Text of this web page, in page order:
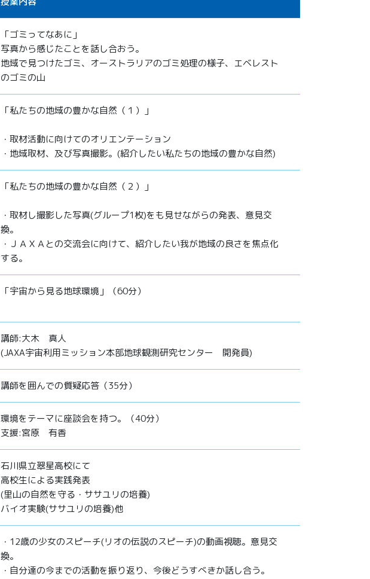
「ゴミってなあに」
写真から感じたことを話し合おう。
地域で見つけたゴミ、オーストラリアのゴミ処理の様子、エベレスト
のゴミの山
「私たちの地域の豊かな自然（１）」
・取材活動に向けてのオリエンテーション
・地域取材、及び写真撮影。(紹介したい私たちの地域の豊かな自然)
「私たちの地域の豊かな自然（２）」
・取材し撮影した写真(グループ1枚)をも見せながらの発表、意見交
換。
・ＪＡＸＡとの交流会に向けて、紹介したい我が地域の良さを焦点化
する。
「宇宙から見る地球環境」（60分）
講師:大木 真人
(JAXA宇宙利用ミッション本部地球観測研究センター 開発員)
講師を囲んでの質疑応答（35分）
環境をテーマに座談会を持つ。（40分）
支援:宮原 有香
石川県立翠星高校にて
高校生による実践発表
(里山の自然を守る・ササユリの培養)
バイオ実験(ササユリの培養)他
・12歳の少女のスピーチ(リオの伝説のスピーチ)の動画視聴。意見交
換。
・自分達の今までの活動を振り返り、今後どうすべきか話し合う。